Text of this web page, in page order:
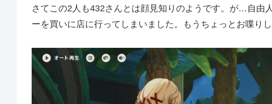
さてこの2人も432さんとは顔見知りのようです。が…自由
ーを買いに店に行ってしまいました。もうちょっとお喋り